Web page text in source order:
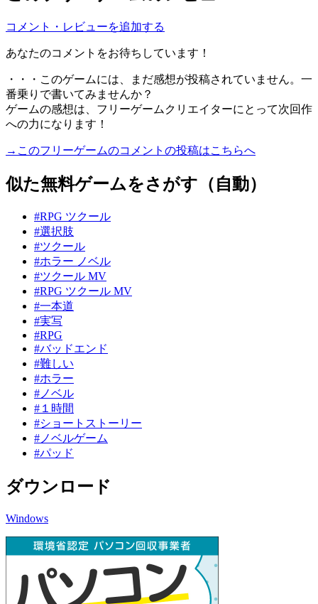
コメント・レビューを追加する
あなたのコメントをお待ちしています！
・・・このゲームには、まだ感想が投稿されていません。一
番乗りで書いてみませんか？
ゲームの感想は、フリーゲームクリエイターにとって次回作
への力になります！
→このフリーゲームのコメントの投稿はこちらへ
似た無料ゲームをさがす（自動）
#RPG ツクール
#選択肢
#ツクール
#ホラー ノベル
#ツクール MV
#RPG ツクール MV
#一本道
#実写
#RPG
#バッドエンド
#難しい
#ホラー
#ノベル
#１時間
#ショートストーリー
#ノベルゲーム
#パッド
ダウンロード
Windows